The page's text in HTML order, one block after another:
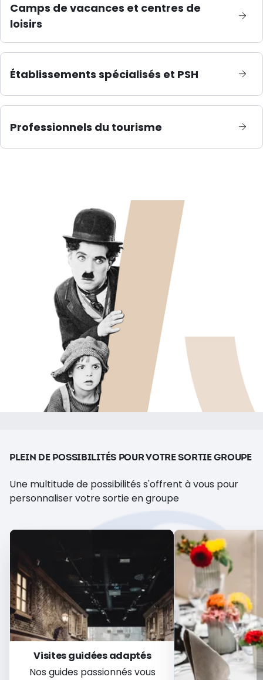
Camps de vacances et centres de
loisirs
Établissements spécialisés et PSH
Professionnels du tourisme
PLEIN DE POSSIBILITÉS POUR VOTRE SORTIE GROUPE
Une multitude de possibilités s'offrent à vous pour
personnaliser votre sortie en groupe
Visites guidées adaptés
Nos guides passionnés vous